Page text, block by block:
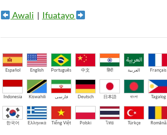
Awali | Ifuatayo
Español English Português 中文 हिंदी العربية Français
Indonesia Kiswahili فارسی Deutsch 日本語 বাংলা Tagalog
한국어 Ελληνικά Tiếng Việt Polski ไทย Türkçe Română